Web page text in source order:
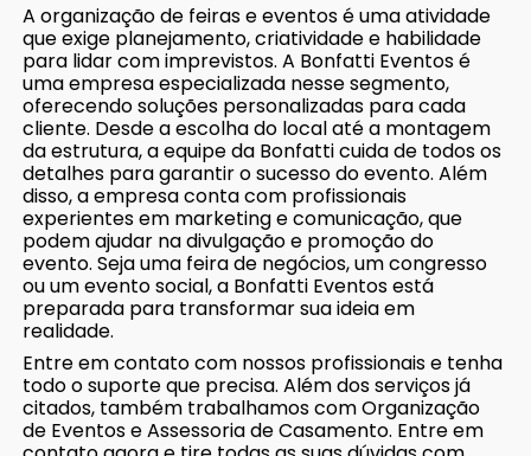
A organização de feiras e eventos é uma atividade
que exige planejamento, criatividade e habilidade
para lidar com imprevistos. A Bonfatti Eventos é
uma empresa especializada nesse segmento,
oferecendo soluções personalizadas para cada
cliente. Desde a escolha do local até a montagem
da estrutura, a equipe da Bonfatti cuida de todos os
detalhes para garantir o sucesso do evento. Além
disso, a empresa conta com profissionais
experientes em marketing e comunicação, que
podem ajudar na divulgação e promoção do
evento. Seja uma feira de negócios, um congresso
ou um evento social, a Bonfatti Eventos está
preparada para transformar sua ideia em
realidade.
Entre em contato com nossos profissionais e tenha
todo o suporte que precisa. Além dos serviços já
citados, também trabalhamos com Organização
de Eventos e Assessoria de Casamento. Entre em